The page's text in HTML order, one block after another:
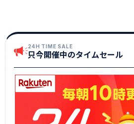
24H TIME SALE
只今開催中のタイムセール